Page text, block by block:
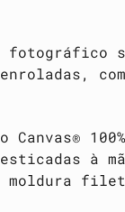
fotográfico
à
moldura